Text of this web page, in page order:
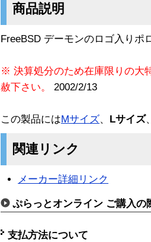
商品説明
FreeBSD デーモンのロゴ入り
※ 決算処分のため在庫限りの大
赦下さい。
2002/2/13
この製品にはMサイズ、 Lサイズ
関連リンク
メーカー詳細リンク
ぷらっとオンライン ご購入の
支払方法について